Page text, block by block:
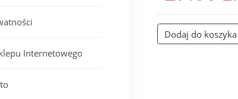
Internetowego
Dodaj do koszyka